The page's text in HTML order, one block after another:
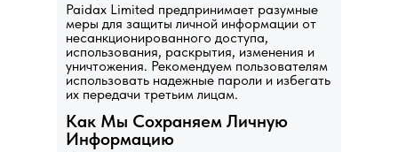
Paidax Limited предпринимает разумные
меры для защиты личной информации от
несанкционированного доступа,
использования, раскрытия, изменения и
уничтожения. Рекомендуем пользователям
использовать надежные пароли и избегать
их передачи третьим лицам.
Как Мы Сохраняем Личную
Информацию